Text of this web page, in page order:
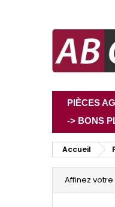
PIÈCES
-> BONS
Accueil
Affinez